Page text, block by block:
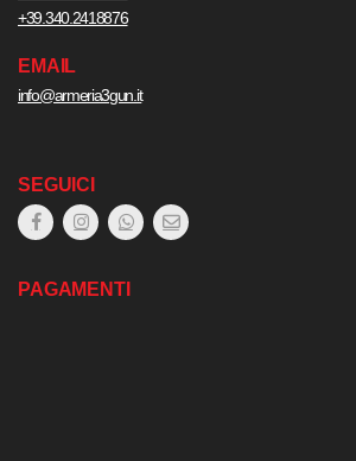
+39.340.2418876
EMAIL
info@armeria3gun.it
SEGUICI
PAGAMENTI